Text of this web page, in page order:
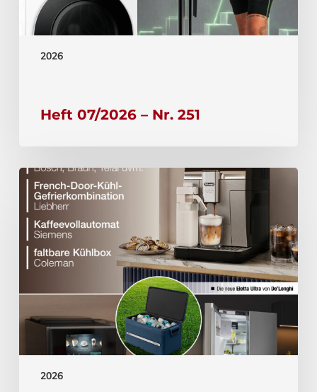
2026
Heft 07/2026 – Nr. 251
2026